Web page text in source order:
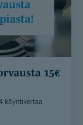
käyntikertaa